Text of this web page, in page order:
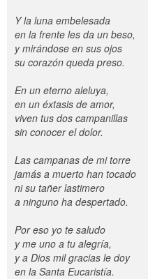
Y la luna embelesada
en la frente les da un beso,
y mirándose en sus ojos
su corazón queda preso.
En un eterno aleluya,
en un éxtasis de amor,
viven tus dos campanillas
sin conocer el dolor.
Las campanas de mi torre
jamás a muerto han tocado
ni su tañer lastimero
a ninguno ha despertado.
Por eso yo te saludo
y me uno a tu alegría,
y a Dios mil gracias le doy
en la Santa Eucaristía.